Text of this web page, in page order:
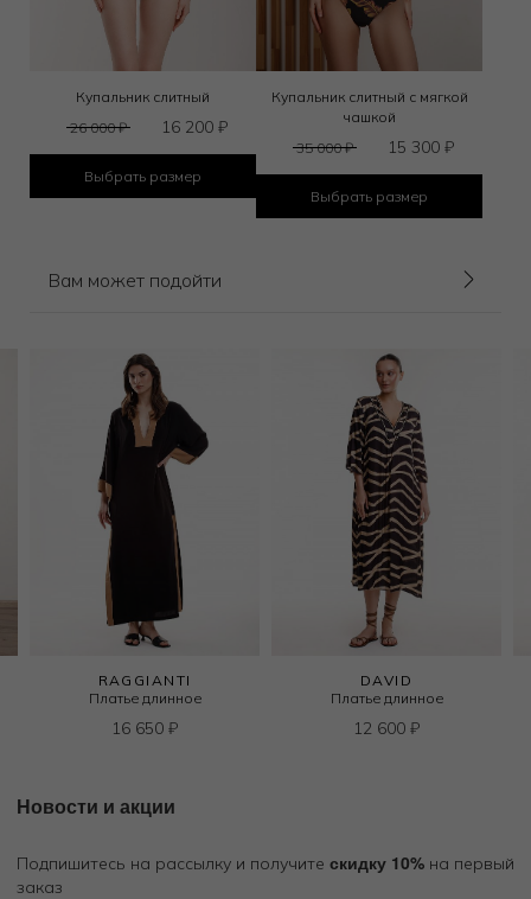
Купальник слитный
26 000₽ 16 200₽
Выбрать размер
Купальник слитный с мягкой
чашкой
35 000₽ 15 300₽
Выбрать размер
Вам может подойти
RAGGIANTI
Платье длинное
16 650 ₽
DAVID
Платье длинное
12 600 ₽
Новости и акции
Подпишитесь на рассылку и получите скидку 10% на первый
заказ